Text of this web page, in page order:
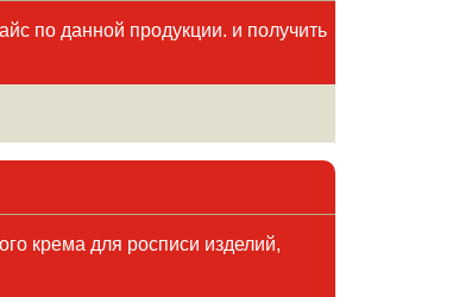
по данной продукции. и получить
крема для росписи изделий,